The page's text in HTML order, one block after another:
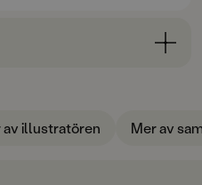
av illustratören Mer av